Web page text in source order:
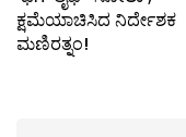
ಕ್ಷಮೆಯಾಚಿಸಿದ ನಿರ್ದೇಶಕ
ಮಣಿರತ್ನಂ!